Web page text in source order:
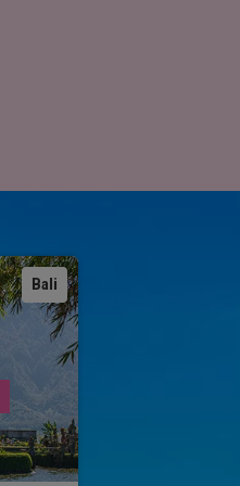
Bali